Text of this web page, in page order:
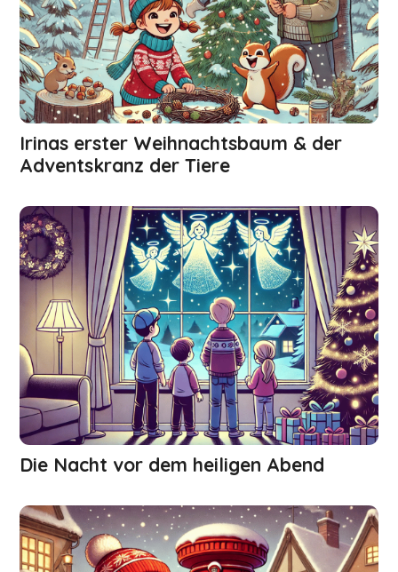
Irinas erster Weihnachtsbaum & der
Adventskranz der Tiere
Die Nacht vor dem heiligen Abend